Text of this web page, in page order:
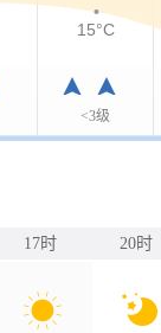
<3级
15°C
17时 20时